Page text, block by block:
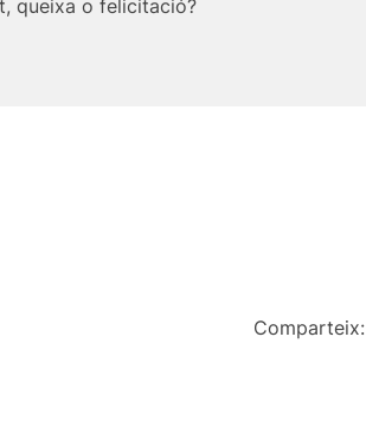
queixa o felicitació?
Comparteix: